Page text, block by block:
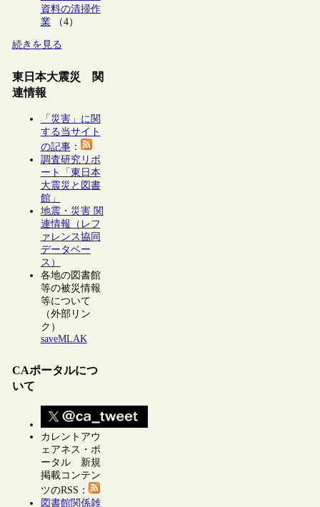
資料の清掃作
業（4）
続きを見る
東日本大震災 関
連情報
「災害」に関
する当サイト
の記事：
調査研究リポ
ート「東日本
大震災と図書
館」
地震・災害 関
連情報（レフ
ァレンス協同
データベー
ス）
各地の図書館
等の被災情報
等について
（外部リン
ク）
saveMLAK
CAポータルにつ
いて
カレントアウ
ェアネス・ポ
ータル 新規
掲載コンテン
ツのRSS：
図書館関係雑